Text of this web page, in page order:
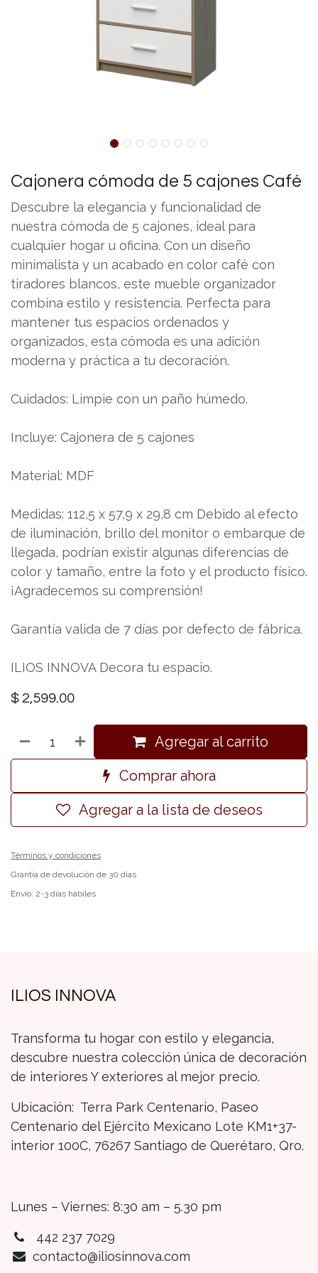
Cajonera cómoda de 5 cajones Café
Descubre la elegancia y funcionalidad de
nuestra cómoda de 5 cajones, ideal para
cualquier hogar u oficina. Con un diseño
minimalista y un acabado en color café con
tiradores blancos, este mueble organizador
combina estilo y resistencia. Perfecta para
mantener tus espacios ordenados y
organizados, esta cómoda es una adición
moderna y práctica a tu decoración.
Cuidados: Limpie con un paño húmedo.
Incluye: Cajonera de 5 cajones
Material: MDF
Medidas: 112,5 x 57,9 x 29,8 cm Debido al efecto
de iluminación, brillo del monitor o embarque de
llegada, podrían existir algunas diferencias de
color y tamaño, entre la foto y el producto físico.
¡Agradecemos su comprensión!
Garantía valida de 7 días por defecto de fábrica.
ILIOS INNOVA Decora tu espacio.
$ 2,599.00
Agregar al carrito
Comprar ahora
Agregar a la lista de deseos
Términos y condiciones
Grantía de devolución de 30 días
Envío: 2-3 días hábiles
ILIOS INNOVA
Transforma tu hogar con estilo y elegancia,
descubre nuestra colección única de decoración
de interiores Y exteriores al mejor precio.
Ubicación: Terra Park Centenario, Paseo
Centenario del Ejército Mexicano Lote KM1+37-
interior 100C, 76267 Santiago de Querétaro, Qro.
Lunes – Viernes: 8:30 am – 5.30 pm
442 237 7029
contacto@iliosinnova.com